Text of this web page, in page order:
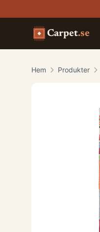
Carpet.se
Hem Produkter